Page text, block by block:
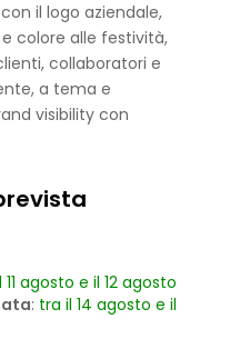
il logo aziendale,
colore alle festività,
collaboratori e
a tema e
visibility con
11 agosto e il 12 agosto
: tra il 14 agosto e il